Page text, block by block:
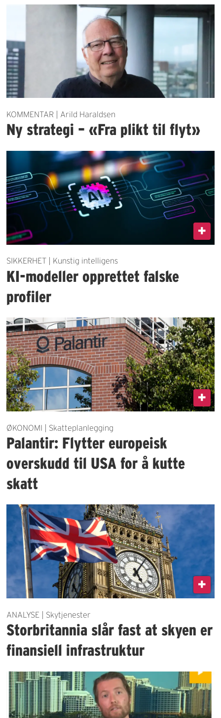
KOMMENTAR | Arild Haraldsen
Ny strategi – «Fra plikt til flyt»
SIKKERHET | Kunstig intelligens
KI-modeller opprettet falske
profiler
ØKONOMI | Skatteplanlegging
Palantir: Flytter europeisk
overskudd til USA for å kutte
skatt
ANALYSE | Skytjenester
Storbritannia slår fast at skyen er
finansiell infrastruktur